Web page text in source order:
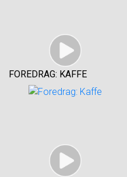
FOREDRAG: KAFFE